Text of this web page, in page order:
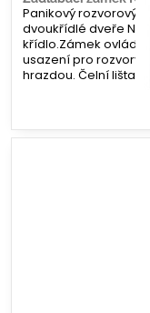
Panikový rozvorový
dvoukřídlé dveře
křídlo.Zámek
usazení pro rozvory.
hrazdou. Čelní lišta